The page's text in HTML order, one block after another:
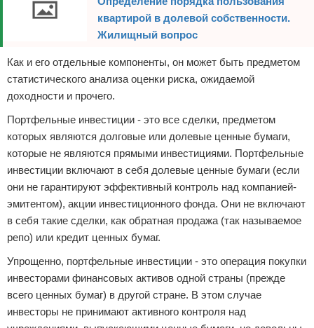
квартирой в долевой собственности.
Жилищный вопрос
Как и его отдельные компоненты, он может быть предметом
статистического анализа оценки риска, ожидаемой
доходности и прочего.
Портфельные инвестиции - это все сделки, предметом
которых являются долговые или долевые ценные бумаги,
которые не являются прямыми инвестициями. Портфельные
инвестиции включают в себя долевые ценные бумаги (если
они не гарантируют эффективный контроль над компанией-
эмитентом), акции инвестиционного фонда. Они не включают
в себя такие сделки, как обратная продажа (так называемое
репо) или кредит ценных бумаг.
Упрощенно, портфельные инвестиции - это операция покупки
инвесторами финансовых активов одной страны (прежде
всего ценных бумаг) в другой стране. В этом случае
инвесторы не принимают активного контроля над